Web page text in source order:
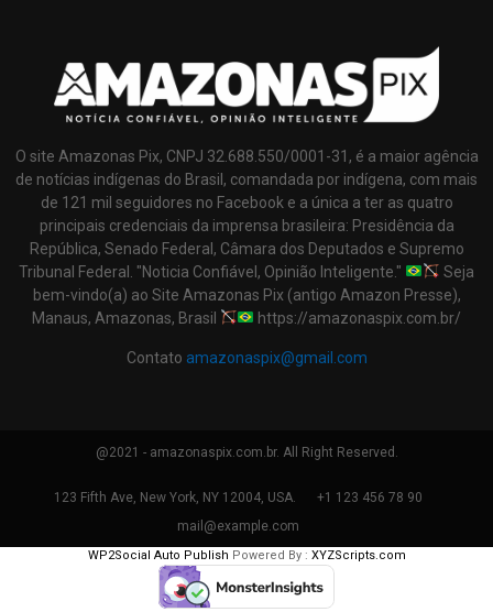
O site Amazonas Pix, CNPJ 32.688.550/0001-31, é a maior agência
de notícias indígenas do Brasil, comandada por indígena, com mais
de 121 mil seguidores no Facebook e a única a ter as quatro
principais credenciais da imprensa brasileira: Presidência da
República, Senado Federal, Câmara dos Deputados e Supremo
Tribunal Federal. "Noticia Confiável, Opinião Inteligente."
Seja
bem-vindo(a) ao Site Amazonas Pix (antigo Amazon Presse),
Manaus, Amazonas, Brasil
https://amazonaspix.com.br/
Contato amazonaspix@gmail.com
@2021 - amazonaspix.com.br. All Right Reserved.
123 Fifth Ave, New York, NY 12004, USA.
+1 123 456 78 90
mail@example.com
WP2Social Auto Publish Powered By : XYZScripts.com